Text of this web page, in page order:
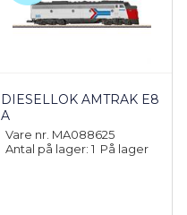
DIESELLOK AMTRAK E8
A
Vare nr. MA088625
Antal på lager: 1 På lager